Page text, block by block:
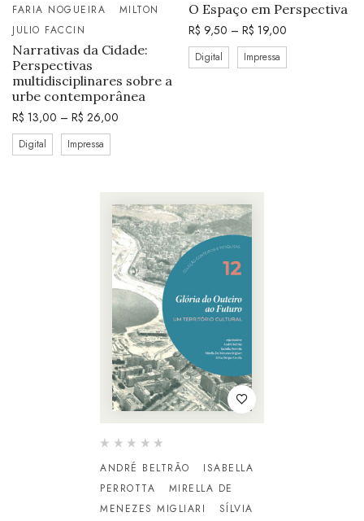
FARIA NOGUEIRA
MILTON
JULIO FACCIN
Narrativas da Cidade:
Perspectivas
multidisciplinares sobre a
urbe contemporânea
R$ 13,00 – R$ 26,00
Digital Impressa
O Espaço em Perspectiva
R$ 9,50 – R$ 19,00
Digital Impressa
ANDRÉ BELTRÃO
ISABELLA
PERROTTA
MIRELLA DE
MENEZES MIGLIARI
SÍLVIA